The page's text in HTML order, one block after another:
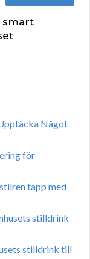
smart
Något
för
tapp med
stilldrink
stilldrink till